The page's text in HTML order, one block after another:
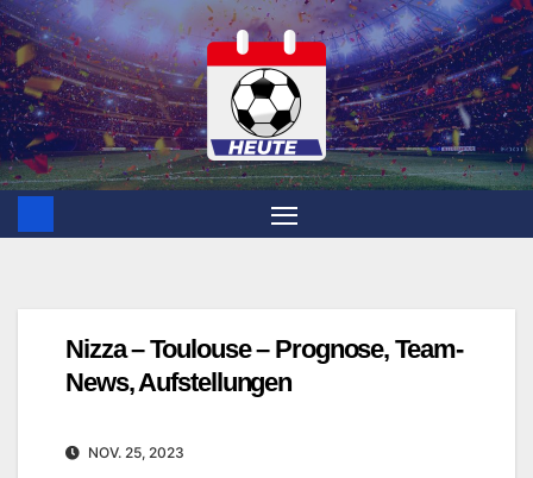
Zum
Inhalt
springen
Nizza – Toulouse – Prognose, Team-
News, Aufstellungen
NOV. 25, 2023